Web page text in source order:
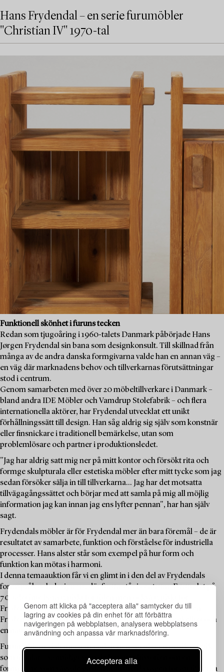
Genom att klicka på "acceptera alla" samtycker du till
lagring av cookies på din enhet för att förbättra
navigeringen på webbplatsen, analysera webbplatsens
användning och anpassa vår marknadsföring.
Acceptera alla
Hans Frydendal – en serie furumöbler
"Christian IV" 1970-tal
Funktionell skönhet i furuns tecken
Redan som tjugoåring i 1960-talets Danmark påbörjade Hans
Jørgen Frydendal sin bana som designkonsult. Till skillnad från
många av de andra danska formgivarna valde han en annan väg –
en väg där marknadens behov och tillverkarnas förutsättningar
stod i centrum.
Genom samarbeten med över 20 möbeltillverkare i Danmark –
bland andra IDE Möbler och Vamdrup Stolefabrik – och flera
internationella aktörer, har Frydendal utvecklat ett unikt
förhållningssätt till design. Han såg aldrig sig själv som konstnär
eller finsnickare i traditionell bemärkelse, utan som
problemlösare och partner i produktionsledet.
"Jag har aldrig satt mig ner på mitt kontor och försökt rita och
formge skulpturala eller estetiska möbler efter mitt tycke som jag
sedan försöker sälja in till tillverkarna... Jag har det motsatta
tillvägagångssättet och börjar med att samla på mig all möjlig
information jag kan innan jag ens lyfter pennan", har han själv
sagt.
Frydendals möbler är för Frydendal mer än bara föremål – de är
resultatet av samarbete, funktion och förståelse för industriella
processer. Hans alster står som exempel på hur form och
funktion kan mötas i harmoni.
I denna temaauktion får vi en glimt in i den del av Frydendals
formspråk och designarv, där furun står i centrum. Furuvalet på
70-talet inte bara typiskt för tiden men också typiskt för
Frydendal – det är ett material som bär många av de värden
Frydendal förespråkade: hållbarhet, tillgänglighet, enkelhet och
en naturlig skönhet med sin ådring.
Furumöblerna i denna temaauktionen speglar en rustik estetik
som tilltalar – samtidigt som de berättar historien om en
formgivare som vågade gå den industriella vägen för att tillverka